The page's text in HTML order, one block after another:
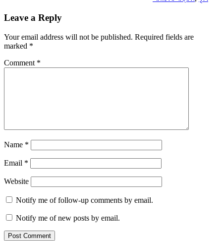
Leave a Reply
Your email address will not be published. Required fields are
marked *
Comment *
Name *
Email *
Website
Notify me of follow-up comments by email.
Notify me of new posts by email.